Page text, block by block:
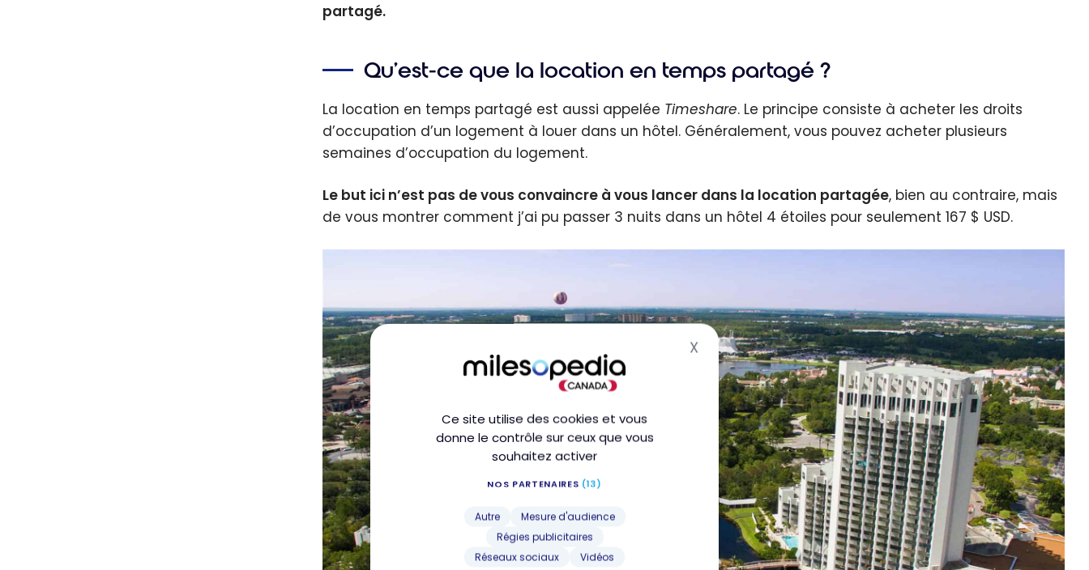
Ce site utilise des cookies et vous
donne le contrôle sur ceux que vous
souhaitez activer
NOS PARTENAIRES (13)
Autre
Mesure d'audience
Régies publicitaires
Réseaux sociaux
Vidéos
XMasquer le bandeau des cookies
partagé.
Qu’est-ce que la location en temps partagé ?
La location en temps partagé est aussi appelée Timeshare. Le principe consiste à acheter les droits
d’occupation d’un logement à louer dans un hôtel. Généralement, vous pouvez acheter plusieurs
semaines d’occupation du logement.
Le but ici n’est pas de vous convaincre à vous lancer dans la location partagée, bien au contraire, mais
de vous montrer comment j’ai pu passer 3 nuits dans un hôtel 4 étoiles pour seulement 167 $ USD.